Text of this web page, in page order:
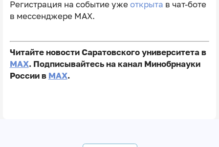
Регистрация на событие уже открыта в чат-боте
в мессенджере МАХ.
Читайте новости Саратовского университета в
MAX. Подписывайтесь на канал Минобрнауки
России в MAX.